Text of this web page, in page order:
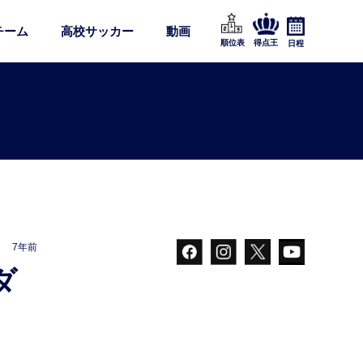
ーム 高校サッカー 動画
順位表 得点王 日程
7年前